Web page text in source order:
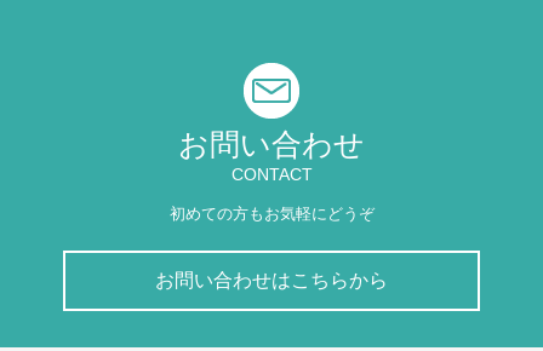
お問い合わせ
CONTACT
初めての方もお気軽にどうぞ
お問い合わせはこちらから